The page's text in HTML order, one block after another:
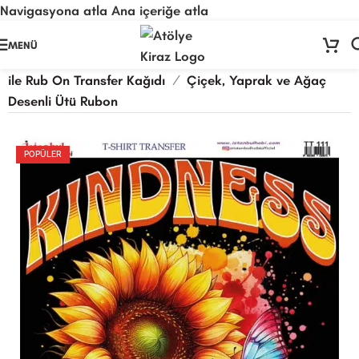
Navigasyona atla Ana içeriğe atla
🚨ÖNEMLİ DUYURU: Sektörel sezon çalışma takvimimiz nedeniyle24
tarihleri arasında atölyemiz kapalıdır. 🛒
Sitemizden sipariş vermeye devam edebilirsiniz; tüm kargolarınız
Ağustositibarıyla sırayla kargolanacaktır. 🍒
MENÜ
Kağıt Ürünleri/ Rub-On Transfer
ile Rub On Transfer Kağıdı / Çiçek, Yaprak ve Ağaç
Desenli Ütü Rubon
POPÜLER